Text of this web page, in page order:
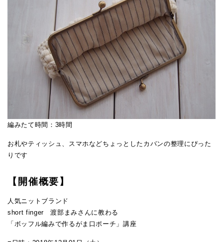
編みたて時間：3時間
お札やティッシュ、スマホなどちょっとしたカバンの整理にぴった
りです
【開催概要】
人気ニットブランド
short finger 渡部まみさんに教わる
「ボッフル編みで作るがま口ポーチ」講座